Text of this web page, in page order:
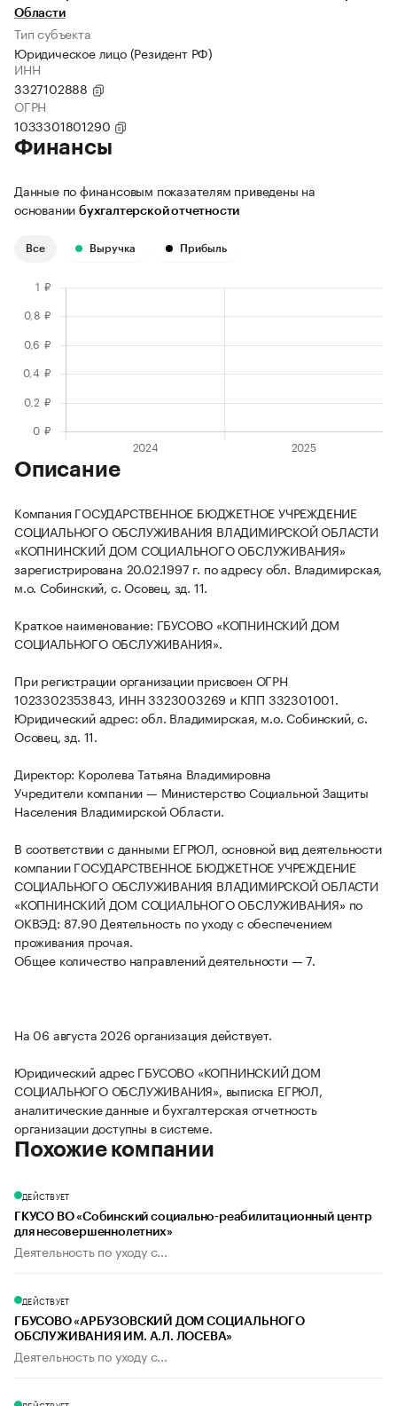
Области
Тип субъекта
Юридическое лицо (Резидент РФ)
ИНН
3327102888
ОГРН
1033301801290
Финансы
Данные по финансовым показателям приведены на
основании бухгалтерской отчетности
Все Выручка Прибыль
Описание
Компания ГОСУДАРСТВЕННОЕ БЮДЖЕТНОЕ УЧРЕЖДЕНИЕ
СОЦИАЛЬНОГО ОБСЛУЖИВАНИЯ ВЛАДИМИРСКОЙ ОБЛАСТИ
«КОПНИНСКИЙ ДОМ СОЦИАЛЬНОГО ОБСЛУЖИВАНИЯ»
зарегистрирована 20.02.1997 г. по адресу обл. Владимирская,
м.о. Собинский, с. Осовец, зд. 11.
Краткое наименование: ГБУСОВО «КОПНИНСКИЙ ДОМ
СОЦИАЛЬНОГО ОБСЛУЖИВАНИЯ».
При регистрации организации присвоен ОГРН
1023302353843, ИНН 3323003269 и КПП 332301001.
Юридический адрес: обл. Владимирская, м.о. Собинский, с.
Осовец, зд. 11.
Директор: Королева Татьяна Владимировна
Учредители компании — Министерство Социальной Защиты
Населения Владимирской Области.
В соответствии с данными ЕГРЮЛ, основной вид деятельности
компании ГОСУДАРСТВЕННОЕ БЮДЖЕТНОЕ УЧРЕЖДЕНИЕ
СОЦИАЛЬНОГО ОБСЛУЖИВАНИЯ ВЛАДИМИРСКОЙ ОБЛАСТИ
«КОПНИНСКИЙ ДОМ СОЦИАЛЬНОГО ОБСЛУЖИВАНИЯ» по
ОКВЭД: 87.90 Деятельность по уходу с обеспечением
проживания прочая.
Общее количество направлений деятельности — 7.
На 06 августа 2026 организация действует.
Юридический адрес ГБУСОВО «КОПНИНСКИЙ ДОМ
СОЦИАЛЬНОГО ОБСЛУЖИВАНИЯ», выписка ЕГРЮЛ,
аналитические данные и бухгалтерская отчетность
организации доступны в системе.
Похожие компании
ДЕЙСТВУЕТ
ГКУСО ВО «Собинский социально-реабилитационный центр
для несовершеннолетних»
Деятельность по уходу с...
ДЕЙСТВУЕТ
ГБУСОВО «АРБУЗОВСКИЙ ДОМ СОЦИАЛЬНОГО
ОБСЛУЖИВАНИЯ ИМ. А.Л. ЛОСЕВА»
Деятельность по уходу с...